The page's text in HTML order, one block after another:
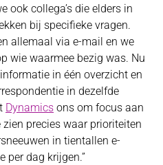
ook collega’s die elders in
bij specifieke vragen.
allemaal via e-mail en we
wie waarmee bezig was. Nu
in één overzicht en
in dezelfde
Dynamics ons om focus aan
precies waar prioriteiten
in tientallen e-
per dag krijgen.”